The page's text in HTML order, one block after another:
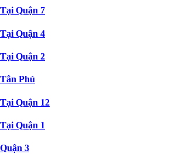
Quận 7
Quận 4
Quận 2
Phú
Quận 12
Quận 1
3